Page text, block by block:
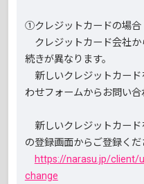
①クレジットカードの場合
クレジットカード会社か
続きが異なります。
新しいクレジットカード
わせフォームからお問い合
新しいクレジットカード
の登録画面からご登録くだ
https://narasu.jp/
change